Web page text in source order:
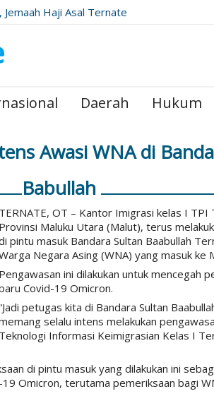
Jemaah Haji Asal Ternate
Daerah Hukum
Awasi WNA di
Babullah
TERNATE, OT – Kantor Imigrasi kelas I TPI
Provinsi Maluku Utara (Malut), terus
pintu masuk Bandara Sultan Baabullah
Negara Asing (WNA) yang masuk ke
Pengawasan ini dilakukan untuk mencegah
Covid-19 Omicron.
petugas kita di Bandara Sultan
selalu intens melakukan
Teknologi Informasi Keimigrasian Kelas I
di pintu masuk yang dilakukan ini
Omicron, terutama pemeriksaan bagi